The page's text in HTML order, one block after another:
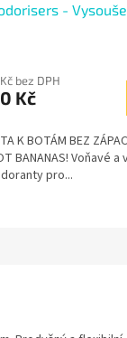
-
bez DPH
Kč
K BOTÁM BEZ
BANANAS! Voňavé
pro...